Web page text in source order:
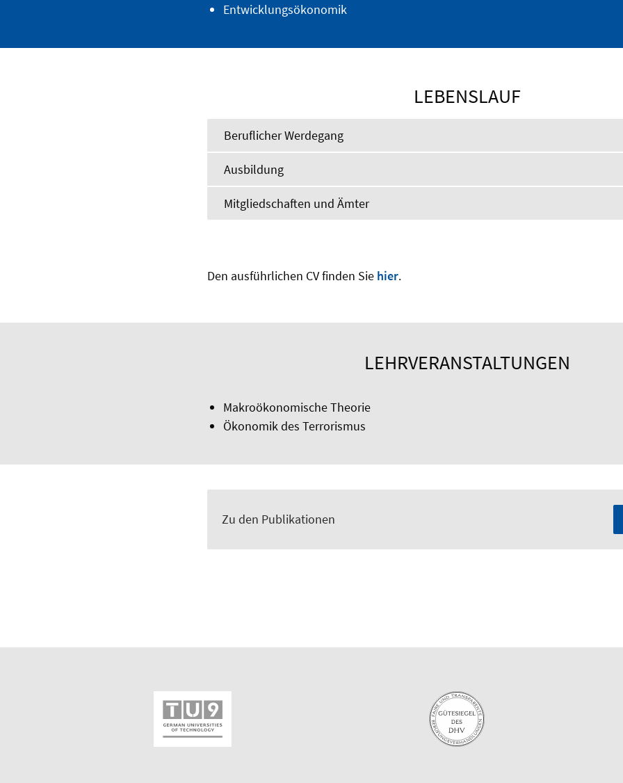
Entwicklungsökonomik
LEBENSLAUF
Beruflicher Werdegang
Ausbildung
Mitgliedschaften und Ämter
Den ausführlichen CV finden Sie hier.
LEHRVERANSTALTUNGEN
Makroökonomische Theorie
Ökonomik des Terrorismus
Zu den Publikationen